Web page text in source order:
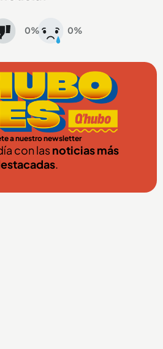
0% 0%
a nuestro newsletter
con lasnoticias más
.